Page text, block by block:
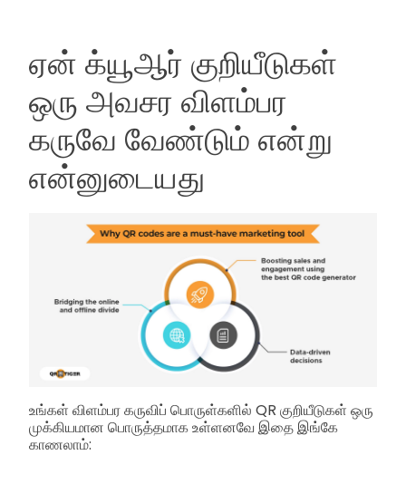
ஏன் க்யூஆர் குறியீடுகள்
ஒரு அவசர விளம்பர
கருவே வேண்டும் என்று
என்னுடையது
உங்கள் விளம்பர கருவிப் பொருள்களில் QR குறியீடுகள் ஒரு
முக்கியமான பொருத்தமாக உள்ளனவே இதை இங்கே
காணலாம்: